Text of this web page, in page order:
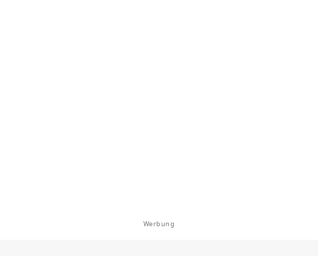
Werbung